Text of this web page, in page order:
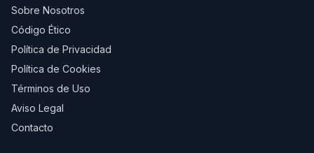
Sobre Nosotros
Código Ético
Política de Privacidad
Política de Cookies
Términos de Uso
Aviso Legal
Contacto